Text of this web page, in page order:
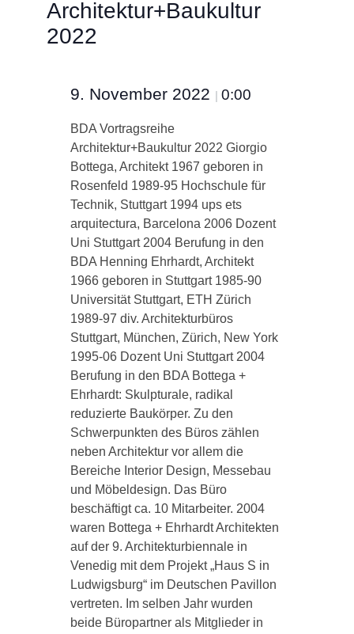
Architektur+Baukultur
2022
9. November 2022 | 0:00
BDA Vortragsreihe
Architektur+Baukultur 2022 Giorgio
Bottega, Architekt 1967 geboren in
Rosenfeld 1989-95 Hochschule für
Technik, Stuttgart 1994 ups ets
arquitectura, Barcelona 2006 Dozent
Uni Stuttgart 2004 Berufung in den
BDA Henning Ehrhardt, Architekt
1966 geboren in Stuttgart 1985-90
Universität Stuttgart, ETH Zürich
1989-97 div. Architekturbüros
Stuttgart, München, Zürich, New York
1995-06 Dozent Uni Stuttgart 2004
Berufung in den BDA Bottega +
Ehrhardt: Skulpturale, radikal
reduzierte Baukörper. Zu den
Schwerpunkten des Büros zählen
neben Architektur vor allem die
Bereiche Interior Design, Messebau
und Möbeldesign. Das Büro
beschäftigt ca. 10 Mitarbeiter. 2004
waren Bottega + Ehrhardt Architekten
auf der 9. Architekturbiennale in
Venedig mit dem Projekt „Haus S in
Ludwigsburg“ im Deutschen Pavillon
vertreten. Im selben Jahr wurden
beide Büropartner als Mitglieder in